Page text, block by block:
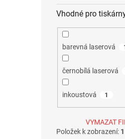
Vhodné pro
barevná laserová
černobílá laserová
inkoustová 1
VYMAZAT
Položek k zobrazení: 1